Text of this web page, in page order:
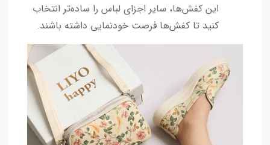
این کفش‌ها، سایر اجزای لباس را ساده‌تر انتخاب
کنید تا کفش‌ها فرصت خودنمایی داشته باشند.